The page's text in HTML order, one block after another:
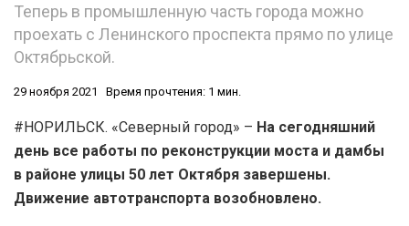
Теперь в промышленную часть города можно
проехать с Ленинского проспекта прямо по улице
Октябрьской.
29 ноября 2021 Время прочтения: 1 мин.
#НОРИЛЬСК. «Северный город» – На сегодняшний
день все работы по реконструкции моста и дамбы
в районе улицы 50 лет Октября завершены.
Движение автотранспорта возобновлено.